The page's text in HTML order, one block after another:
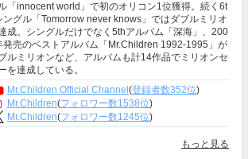
「innocent world」で初のオリコン1位獲得。続く6t
ングル「Tomorrow never knows」ではダブルミリオ
成。シングルだけでなく5thアルバム「深海」、200
発売のベストアルバム「Mr.Children 1992-1995」が
ルミリオンなど、アルバムも計14作品でミリオンセ
を達成している。
Mr.Children Official Channel (登録者数352位)
Mr.Children(フォロワー数1538位)
Mr.Children(フォロワー数1245位)
もっと見る